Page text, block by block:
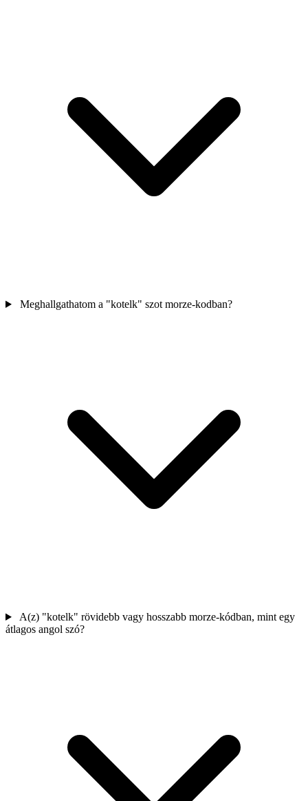
Meghallgathatom a "kotelk" szot morze-kodban?
A(z) "kotelk" rövidebb vagy hosszabb morze-kódban, mint egy
átlagos angol szó?